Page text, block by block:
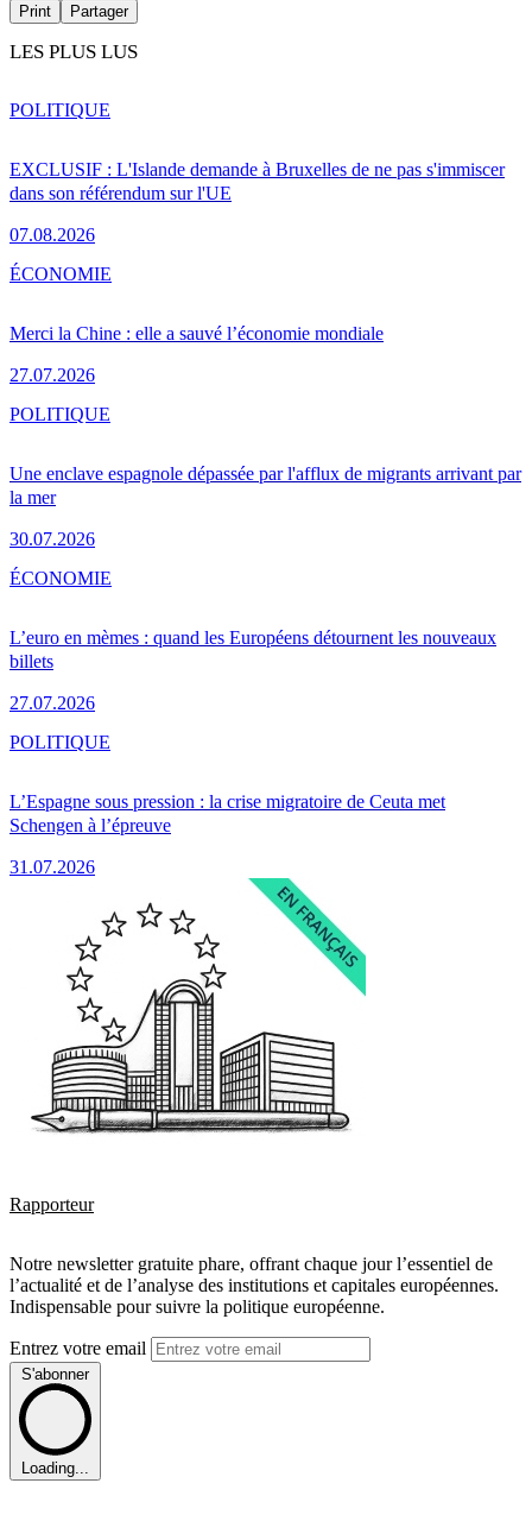
Print Partager
LES PLUS LUS
EXCLUSIF : L'Islande demande à Bruxelles de ne pas s'immiscer
dans son référendum sur l'UE
07.08.2026
POLITIQUE
Merci la Chine : elle a sauvé l’économie mondiale
27.07.2026
ÉCONOMIE
Une enclave espagnole dépassée par l'afflux de migrants arrivant par
la mer
30.07.2026
POLITIQUE
L’euro en mèmes : quand les Européens détournent les nouveaux
billets
27.07.2026
ÉCONOMIE
L’Espagne sous pression : la crise migratoire de Ceuta met
Schengen à l’épreuve
31.07.2026
POLITIQUE
Rapporteur
Notre newsletter gratuite phare, offrant chaque jour l’essentiel de
l’actualité et de l’analyse des institutions et capitales européennes.
Indispensable pour suivre la politique européenne.
Entrez votre email
S'abonner
Loading...